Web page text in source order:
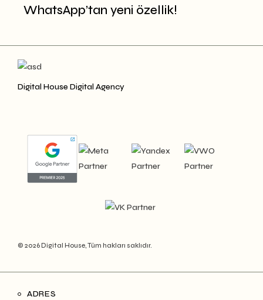
WhatsApp’tan yeni özellik!
Digital House Digital Agency
© 2026 Digital House, Tüm hakları saklıdır.
ADRES